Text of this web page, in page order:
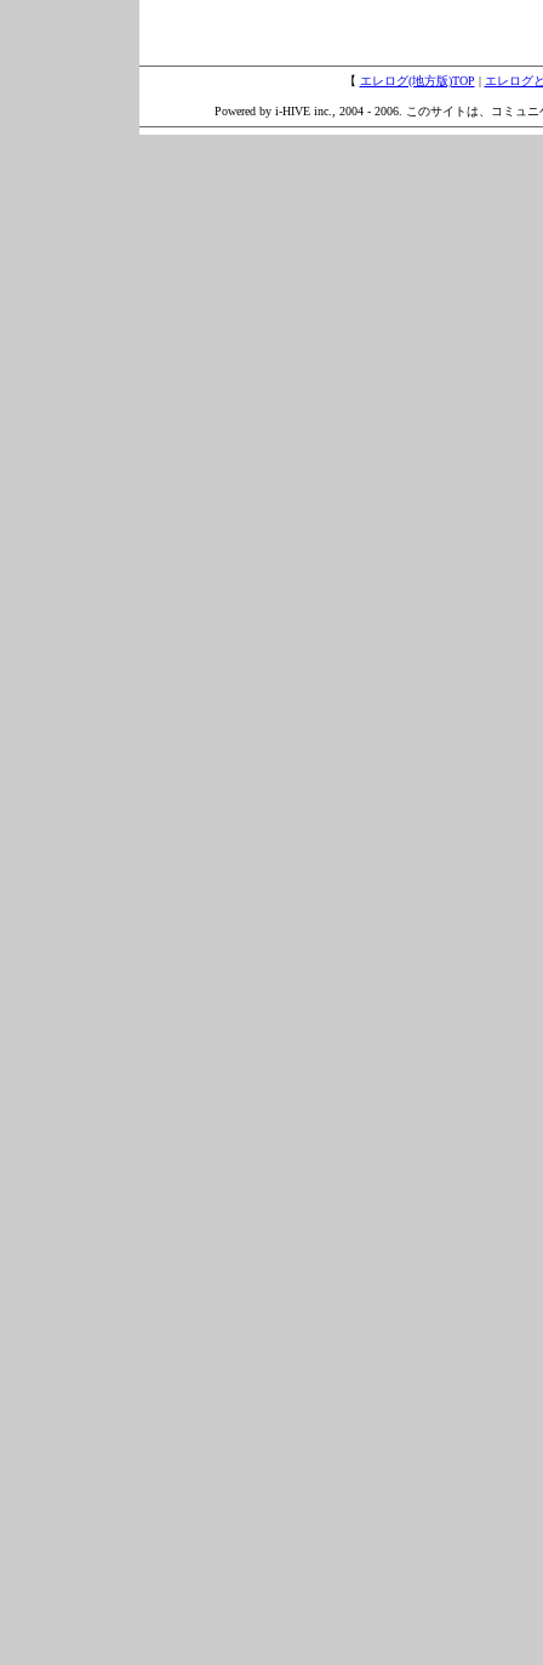
【 エレログ(地方版)TOP | エレログ
Powered by i-HIVE inc., 2004 - 2006. このサイトは、コミュ